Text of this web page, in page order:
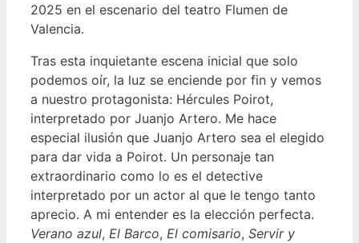
2025 en el escenario del teatro Flumen de
Valencia.
Tras esta inquietante escena inicial que solo
podemos oír, la luz se enciende por fin y vemos
a nuestro protagonista: Hércules Poirot,
interpretado por Juanjo Artero. Me hace
especial ilusión que Juanjo Artero sea el elegido
para dar vida a Poirot. Un personaje tan
extraordinario como lo es el detective
interpretado por un actor al que le tengo tanto
aprecio. A mi entender es la elección perfecta.
Verano azul, El Barco, El comisario, Servir y